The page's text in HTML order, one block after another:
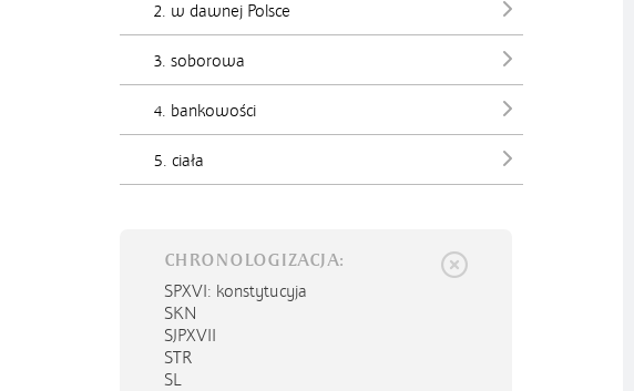
2. w dawnej Polsce
3. soborowa
4. bankowości
5. ciała
CHRONOLOGIZACJA:
SPXVI: konstytucyja
SKN
SJPXVII
STR
SL